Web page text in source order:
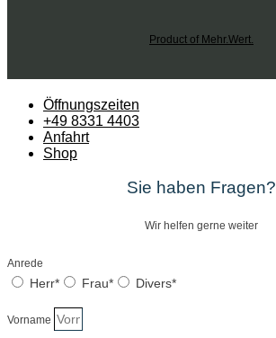
Product of Mehr.Wert.
Öffnungszeiten
+49 8331 4403
Anfahrt
Shop
Sie haben Fragen?
Wir helfen gerne weiter
Anrede
Herr* Frau* Divers*
Vorname